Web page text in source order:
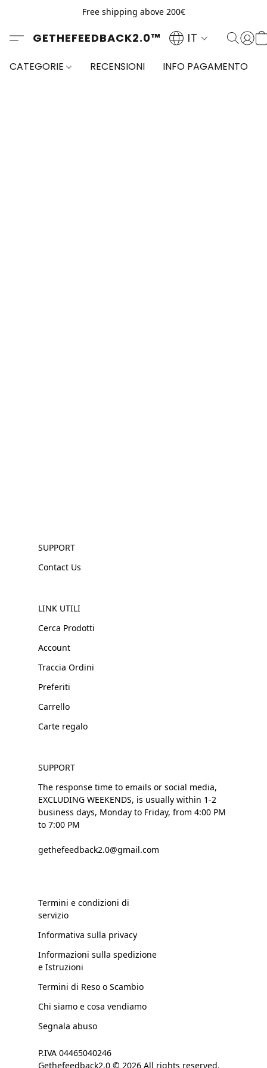
Free shipping above 200€
GETHEFEEDBACK2.0™ IT
CATEGORIE RECENSIONI INFO PAGAMENTO
SUPPORT
Contact Us
LINK UTILI
Cerca Prodotti
Account
Traccia Ordini
Preferiti
Carrello
Carte regalo
SUPPORT
The response time to emails or social media,
EXCLUDING WEEKENDS, is usually within 1-2
business days, Monday to Friday, from 4:00 PM
to 7:00 PM
gethefeedback2.0@gmail.com
Termini e condizioni di
servizio
Informativa sulla privacy
Informazioni sulla spedizione
e Istruzioni
Termini di Reso o Scambio
Chi siamo e cosa vendiamo
Segnala abuso
P.IVA 04465040246
Gethefeedback2.0 © 2026 All rights reserved.